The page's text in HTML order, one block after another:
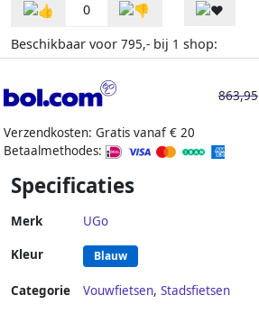
0
Beschikbaar voor 795,- bij 1 shop:
Verzendkosten: Gratis vanaf € 20
Betaalmethodes:
863,95
Specificaties
Merk UGo
Kleur Blauw
Categorie Vouwfietsen, Stadsfietsen